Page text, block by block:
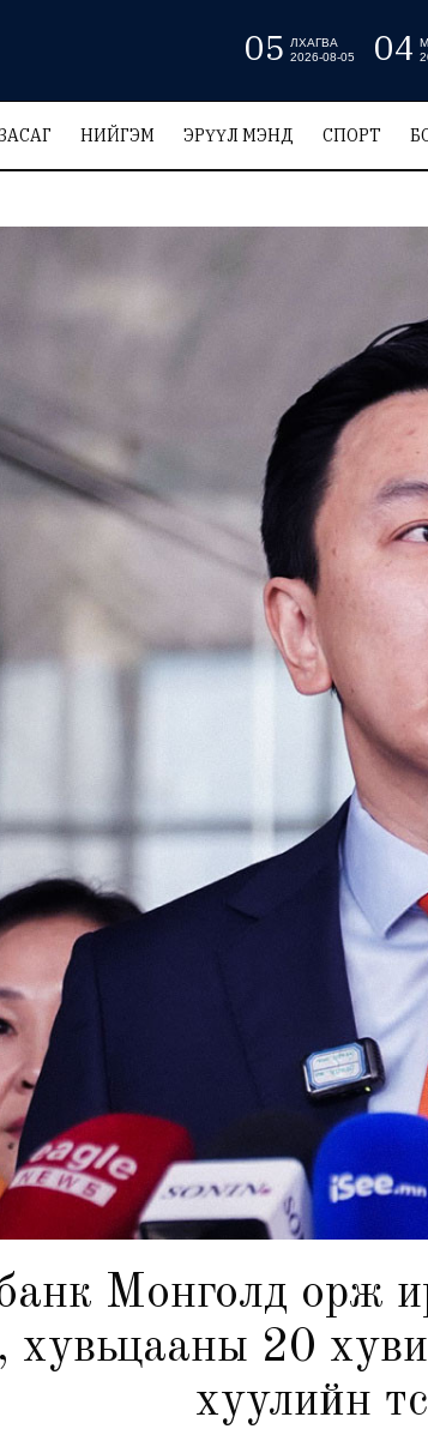
05
ЛХАГВА
2026-08-05
04
НИЙГЭМ ЭРҮҮЛ МЭНД СПОРТ
Монголд орж
хувьцааны 20
хуулийн